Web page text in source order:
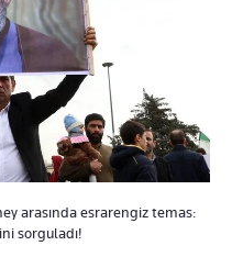
arasında esrarengiz temas:
sorguladı!